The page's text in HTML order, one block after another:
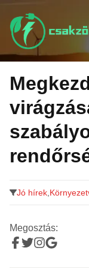
Tovább
tartalomra
Jó hírek
Megosztás: